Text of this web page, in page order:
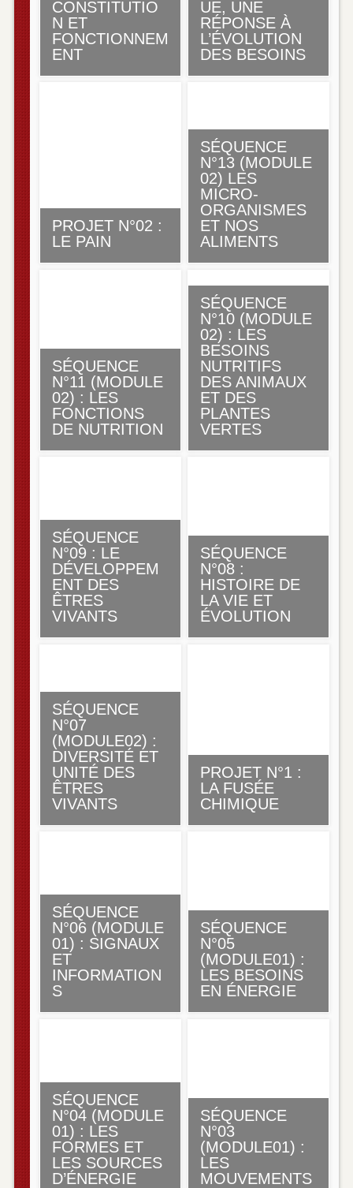
CONSTITUTIO
N ET
FONCTIONNEM
ENT
UE, UNE
RÉPONSE À
L’ÉVOLUTION
DES BESOINS
PROJET N°02 :
LE PAIN
SÉQUENCE
N°13 (MODULE
02) LES
MICRO-
ORGANISMES
ET NOS
ALIMENTS
SÉQUENCE
N°11 (MODULE
02) : LES
FONCTIONS
DE NUTRITION
SÉQUENCE
N°10 (MODULE
02) : LES
BESOINS
NUTRITIFS
DES ANIMAUX
ET DES
PLANTES
VERTES
SÉQUENCE
N°09 : LE
DÉVELOPPEM
ENT DES
ÊTRES
VIVANTS
SÉQUENCE
N°08 :
HISTOIRE DE
LA VIE ET
ÉVOLUTION
SÉQUENCE
N°07
(MODULE02) :
DIVERSITÉ ET
UNITÉ DES
ÊTRES
VIVANTS
PROJET N°1 :
LA FUSÉE
CHIMIQUE
SÉQUENCE
N°06 (MODULE
01) : SIGNAUX
ET
INFORMATION
S
SÉQUENCE
N°05
(MODULE01) :
LES BESOINS
EN ÉNERGIE
SÉQUENCE
N°04 (MODULE
01) : LES
FORMES ET
LES SOURCES
D’ÉNERGIE
SÉQUENCE
N°03
(MODULE01) :
LES
MOUVEMENTS